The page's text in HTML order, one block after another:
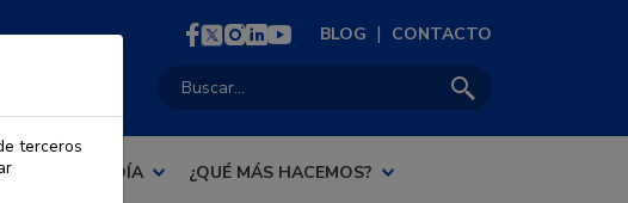
BLOG | CONTACTO
AL DÍA ¿QUÉ MÁS HACEMOS?
terceros